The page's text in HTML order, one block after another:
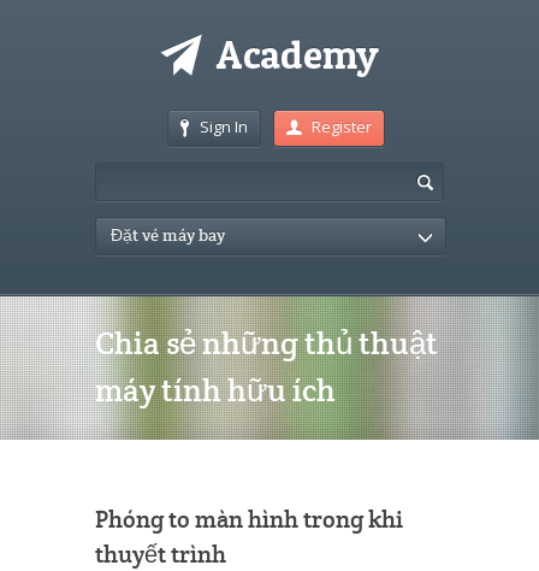
Sign In Register
Đặt vé máy bay
Chia sẻ những thủ thuật
máy tính hữu ích
Phóng to màn hình trong khi
thuyết trình